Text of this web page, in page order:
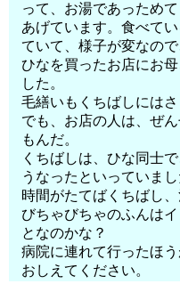
って、お湯であっためて
あげています。食べて
ていて、様子が変なので
ひなを買ったお店にお
した。
毛繕いもくちばしには
でも、お店の人は、ぜ
もんだ。
くちばしは、ひな同士
うなったといっていまし
時間がたてばくちばし
びちゃびちゃのふんは
となのかな？
病院に連れて行ったほ
おしえてください。